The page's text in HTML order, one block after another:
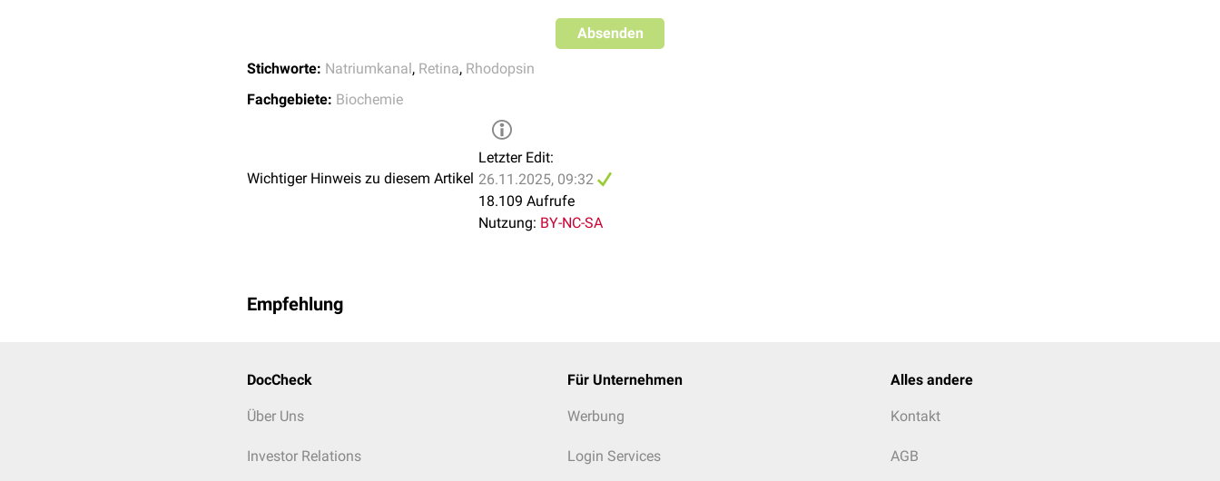
Absenden
Stichworte: Natriumkanal, Retina, Rhodopsin
Fachgebiete: Biochemie
Wichtiger Hinweis zu diesem Artikel
Letzter Edit:
26.11.2025, 09:32
18.109 Aufrufe
Nutzung: BY-NC-SA
Empfehlung
DocCheck
Über Uns
Investor Relations
Für Unternehmen
Werbung
Login Services
Alles andere
Kontakt
AGB